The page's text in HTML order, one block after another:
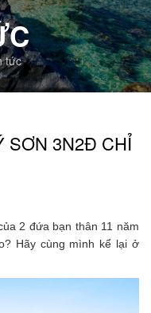
tức
SƠN 3N2Đ CHỈ
2 đứa bạn thân 11 năm
Hãy cùng mình kể lại ở